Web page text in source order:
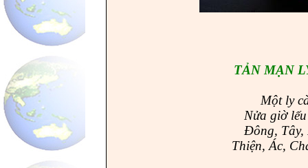
TẢN MẠN
Một ly
Nửa giờ
Đông, Tây,
Thiện, Ác,